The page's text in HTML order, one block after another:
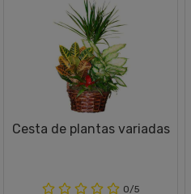
Cesta de plantas variadas
0/5